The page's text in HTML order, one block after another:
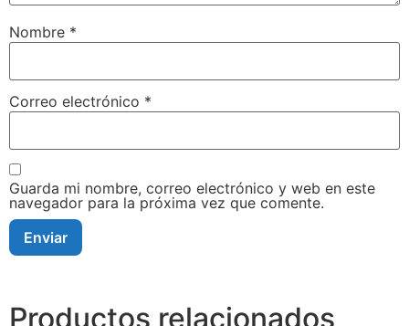
Nombre *
Correo electrónico *
Guarda mi nombre, correo electrónico y web en este
navegador para la próxima vez que comente.
Productos relacionados